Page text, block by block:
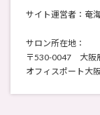
サイト運営者：奄
サロン所在地：
〒530-0047 大阪
オフィスポート大